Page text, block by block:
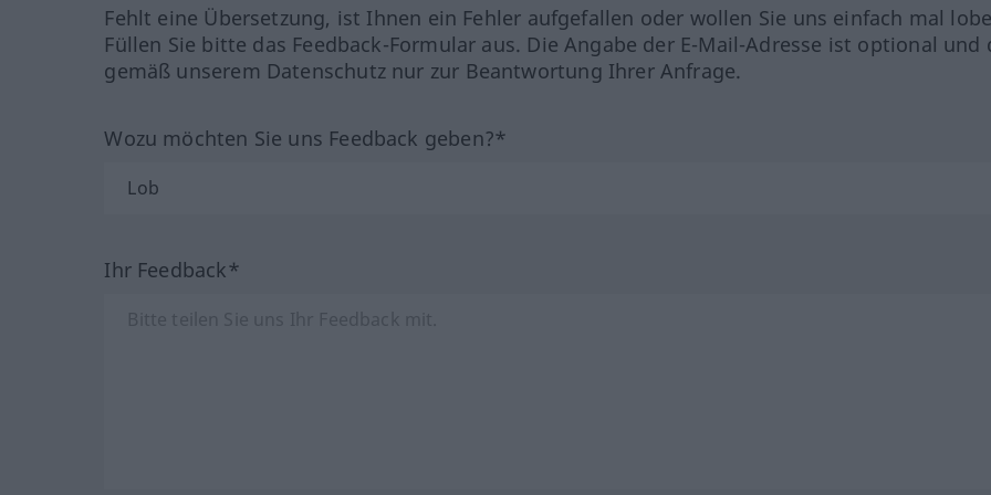
Fehlt eine Übersetzung, ist Ihnen ein Fehler aufgefallen oder wollen Sie uns einfach mal
Füllen Sie bitte das Feedback-Formular aus. Die Angabe der E-Mail-Adresse ist optional und
gemäß unserem Datenschutz nur zur Beantwortung Ihrer Anfrage.
Wozu möchten Sie uns Feedback geben?*
Ihr Feedback*